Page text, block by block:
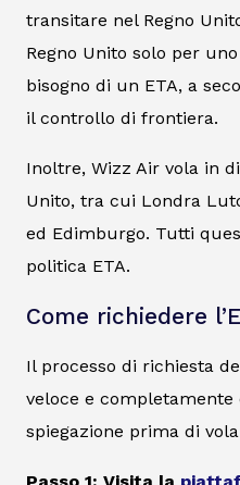
transitare nel Regno
Regno Unito solo per uno
bisogno di un ETA, a
il controllo di frontiera.
Inoltre, Wizz Air vola in
Unito, tra cui Londra
ed Edimburgo. Tutti
politica ETA.
Come richiedere
Il processo di richiesta
veloce e
spiegazione prima di